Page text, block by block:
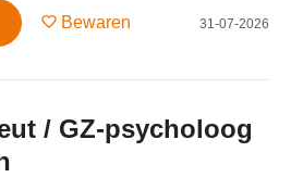
Bewaren 31-07-2026
/ GZ-psycholoog